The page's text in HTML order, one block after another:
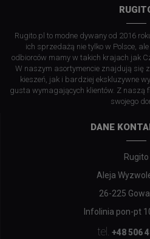
Rugito.pl to modne dywany od 2016
ich sprzedażą nie tylko w Polsce,
odbiorców mamy w takich krajach jak
W naszym asortymencie znajdują się
kieszeń, jak i bardziej ekskluzywne
gusta wymagających klientów. Z naszą
swojego
DANE
Rugito
Aleja
26-225
Infolinia pon-pt
tel. +48 506